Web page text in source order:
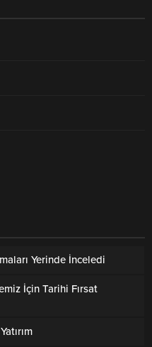
Yerinde İnceledi
İçin Tarihi Fırsat